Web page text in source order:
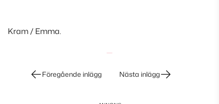
Kram / Emma.
InläggsnavigeringFöregående inlägg Nästa inlägg